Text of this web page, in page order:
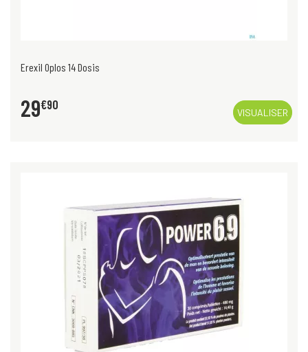
Erexil Oplos 14 Dosis
29€90
VISUALISER